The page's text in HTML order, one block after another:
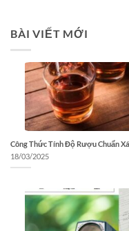
BÀI VIẾT MỚI
Công Thức Tính Độ Rượu Chuẩn
18/03/2025